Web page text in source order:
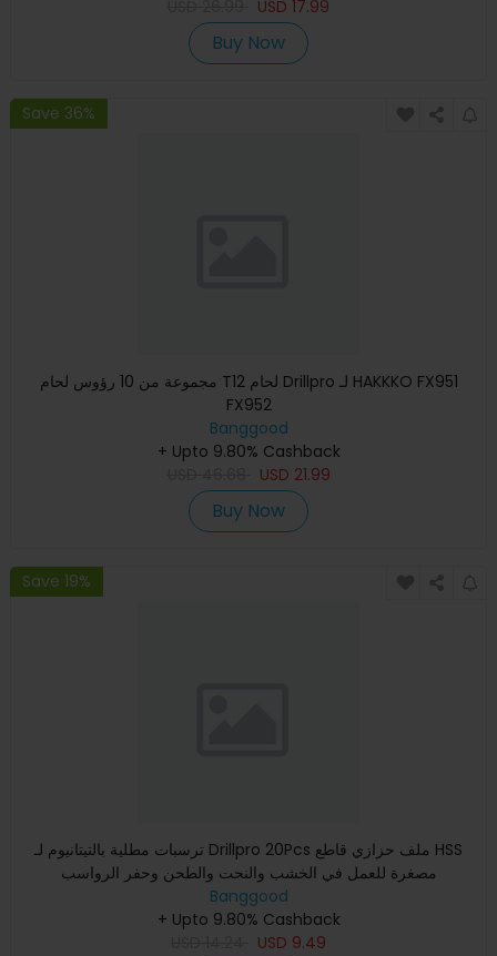
USD 17.99
Buy Now
Save 36%
مجموعة من 10 رؤوس لحام T12 لحام Drillpro لـ HAKKKO FX951
FX952
Banggood
+ Upto 9.80% Cashback
USD 21.99
Buy Now
Save 19%
ترسبات مطلية بالتيتانيوم لـ Drillpro 20Pcs ملف حزازي قاطع HSS
مصغرة للعمل في الخشب والنحت والطحن وحفر الرواسب
Banggood
+ Upto 9.80% Cashback
USD 9.49